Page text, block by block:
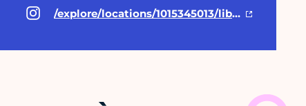
/explore/locations/1015345013/librairie-gallimard-paris/